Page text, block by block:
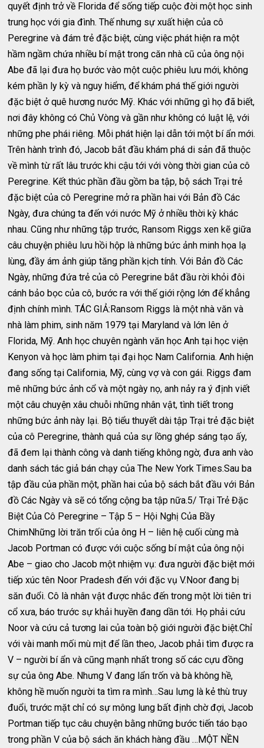
quyết định trở về Florida để sống tiếp cuộc đời một học sinh
trung học với gia đình. Thế nhưng sự xuất hiện của cô
Peregrine và đám trẻ đặc biệt, cùng việc phát hiện ra một
hầm ngầm chứa nhiều bí mật trong căn nhà cũ của ông nội
Abe đã lại đưa họ bước vào một cuộc phiêu lưu mới, không
kém phần ly kỳ và nguy hiểm, để khám phá thế giới người
đặc biệt ở quê hương nước Mỹ. Khác với những gì họ đã biết,
nơi đây không có Chủ Vòng và gần như không có luật lệ, với
những phe phái riêng. Mỗi phát hiện lại dẫn tới một bí ẩn mới.
Trên hành trình đó, Jacob bắt đầu khám phá di sản đã thuộc
về mình từ rất lâu trước khi cậu tới với vòng thời gian của cô
Peregrine. Kết thúc phần đầu gồm ba tập, bộ sách Trại trẻ
đặc biệt của cô Peregrine mở ra phần hai với Bản đồ Các
Ngày, đưa chúng ta đến với nước Mỹ ở nhiều thời kỳ khác
nhau. Cũng như những tập trước, Ransom Riggs xen kẽ giữa
câu chuyện phiêu lưu hồi hộp là những bức ảnh minh họa lạ
lùng, đầy ám ảnh giúp tăng phần kịch tính. Với Bản đồ Các
Ngày, những đứa trẻ của cô Peregrine bắt đầu rời khỏi đôi
cánh bảo bọc của cô, bước ra với thế giới rộng lớn để khẳng
định chính mình. TÁC GIẢ:Ransom Riggs là một nhà văn và
nhà làm phim, sinh năm 1979 tại Maryland và lớn lên ở
Florida, Mỹ. Anh học chuyên ngành văn học Anh tại học viện
Kenyon và học làm phim tại đại học Nam California. Anh hiện
đang sống tại California, Mỹ, cùng vợ và con gái. Riggs đam
mê những bức ảnh cổ và một ngày nọ, anh nảy ra ý định viết
một câu chuyện xâu chuỗi những nhân vật, tình tiết trong
những bức ảnh này lại. Bộ tiểu thuyết dài tập Trại trẻ đặc biệt
của cô Peregrine, thành quả của sự lồng ghép sáng tạo ấy,
đã đem lại thành công và danh tiếng không ngờ, đưa anh vào
danh sách tác giả bán chạy của The New York Times.Sau ba
tập đầu của phần một, phần hai của bộ sách bắt đầu với Bản
đồ Các Ngày và sẽ có tổng cộng ba tập nữa.5/ Trại Trẻ Đặc
Biệt Của Cô Peregrine – Tập 5 – Hội Nghị Của Bầy
ChimNhững lời trăn trối của ông H – liên hệ cuối cùng mà
Jacob Portman có được với cuộc sống bí mật của ông nội
Abe – giao cho Jacob một nhiệm vụ: đưa người đặc biệt mới
tiếp xúc tên Noor Pradesh đến với đặc vụ V.Noor đang bị
săn đuổi. Cô là nhân vật được nhắc đến trong một lời tiên tri
cổ xưa, báo trước sự khải huyền đang dần tới. Họ phải cứu
Noor và cứu cả tương lai của toàn bộ giới người đặc biệt.Chỉ
với vài manh mối mù mịt để lần theo, Jacob phải tìm được ra
V – người bí ẩn và cũng mạnh nhất trong số các cựu đồng
sự của ông Abe. Nhưng V đang lẩn trốn và bà không hề,
không hề muốn người ta tìm ra mình…Sau lưng là kẻ thù truy
đuổi, trước mặt chỉ có sự mông lung bất định chờ đợi, Jacob
Portman tiếp tục câu chuyện bằng những bước tiến táo bạo
trong phần V của bộ sách ăn khách hàng đầu …MỘT NỀN